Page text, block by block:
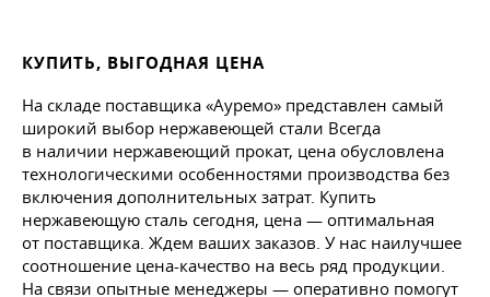
КУПИТЬ, ВЫГОДНАЯ ЦЕНА
На складе поставщика «Ауремо» представлен самый
широкий выбор нержавеющей стали Всегда
в наличии нержавеющий прокат, цена обусловлена
технологическими особенностями производства без
включения дополнительных затрат. Купить
нержавеющую сталь сегодня, цена — оптимальная
от поставщика. Ждем ваших заказов. У нас наилучшее
соотношение цена-качество на весь ряд продукции.
На связи опытные менеджеры — оперативно помогут